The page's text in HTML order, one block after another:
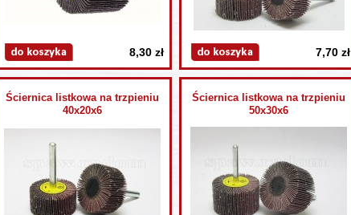
8,30 zł 7,70 zł
Ściernica listkowa na trzpieniu
40x20x6
Ściernica listkowa na trzpieniu
50x30x6